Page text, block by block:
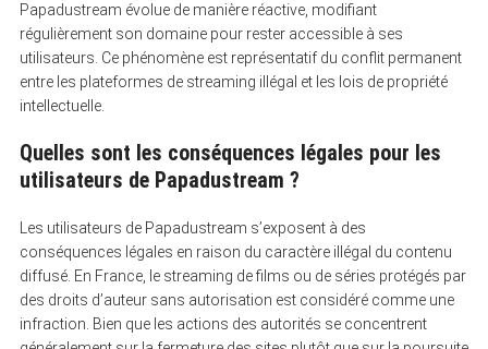
Papadustream évolue de manière réactive, modifiant
régulièrement son domaine pour rester accessible à ses
utilisateurs. Ce phénomène est représentatif du conflit permanent
entre les plateformes de streaming illégal et les lois de propriété
intellectuelle.
Quelles sont les conséquences légales pour les
utilisateurs de Papadustream ?
Les utilisateurs de Papadustream s’exposent à des
conséquences légales en raison du caractère illégal du contenu
diffusé. En France, le streaming de films ou de séries protégés par
des droits d’auteur sans autorisation est considéré comme une
infraction. Bien que les actions des autorités se concentrent